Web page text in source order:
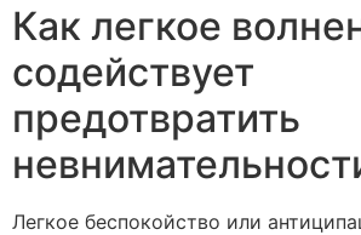
Как легкое
содействует
предотвратить
Легкое беспокойство или